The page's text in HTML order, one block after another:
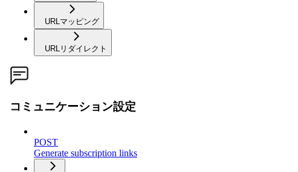
URLマッピング
URLリダイレクト
コミュニケーション設定
POST
Generate subscription links